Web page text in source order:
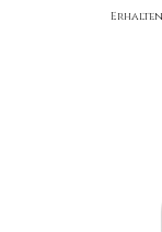
Erhalten